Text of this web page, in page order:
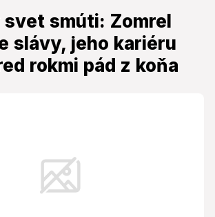
smúti: Zomrel
slávy, jeho kariéru
rokmi pád z koňa
smúti: Zomrel člen
jeho kariéru ukončil
pád z koňa